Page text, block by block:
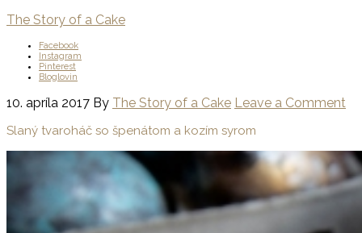
The Story of a Cake
Facebook
Instagram
Pinterest
Bloglovin
10. apríla 2017 By The Story of a Cake Leave a Comment
Slaný tvaroháč so špenátom a kozím syrom